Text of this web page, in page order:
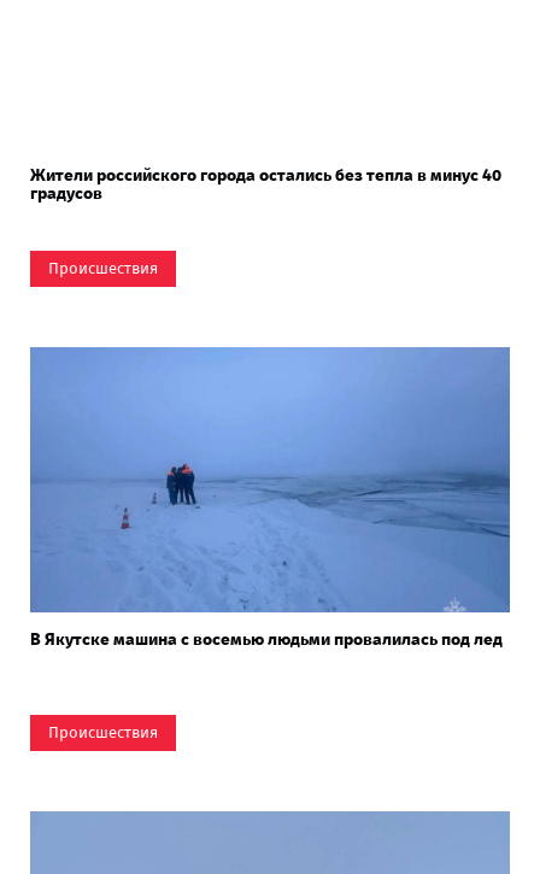
Жители российского города остались без тепла в минус 40
градусов
Происшествия
В Якутске машина с восемью людьми провалилась под лед
Происшествия